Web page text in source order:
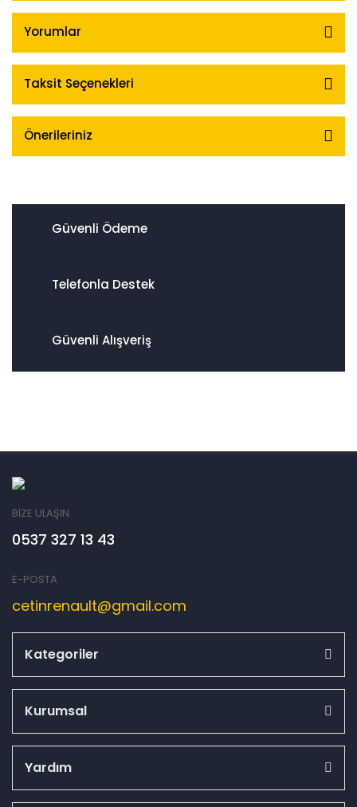
Yorumlar
Taksit Seçenekleri
Önerileriniz
Güvenli Ödeme
Telefonla Destek
Güvenli Alışveriş
BİZE ULAŞIN
0537 327 13 43
E-POSTA
cetinrenault@gmail.com
Kategoriler
Kurumsal
Yardım